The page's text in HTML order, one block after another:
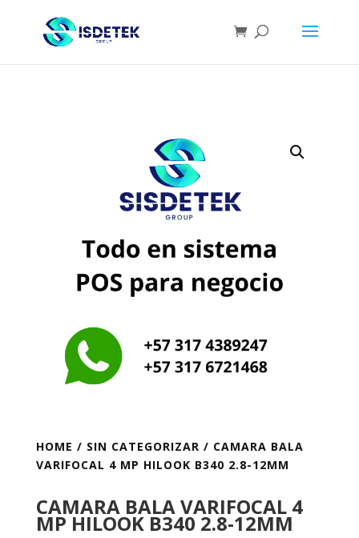
HOME / SIN CATEGORIZAR / CAMARA BALA
VARIFOCAL 4 MP HILOOK B340 2.8-12MM
CAMARA BALA VARIFOCAL 4
MP HILOOK B340 2.8-12MM